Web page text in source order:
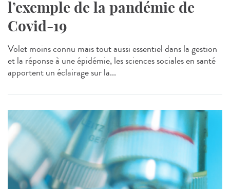
l’exemple de la pandémie de
Covid-19
Volet moins connu mais tout aussi essentiel dans la gestion
et la réponse à une épidémie, les sciences sociales en santé
apportent un éclairage sur la...